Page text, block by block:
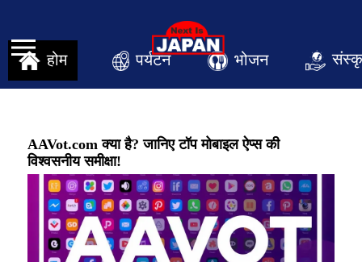
होम पर्यटन भोजन
AAVot.com क्या है? जानिए टॉप मोबाइल ऐप्स की
विश्वसनीय समीक्षा!